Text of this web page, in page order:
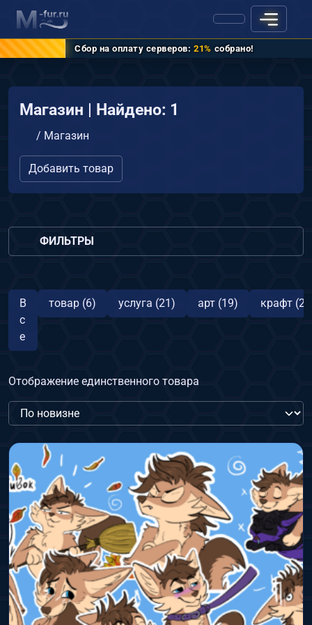
Сбор на оплату серверов: 21% собрано!
Магазин | Найдено: 1
/ Магазин
Добавить товар
ФИЛЬТРЫ
В
с
е
товар (6) услуга (21) арт (19) крафт (2)
Отображение единственного товара